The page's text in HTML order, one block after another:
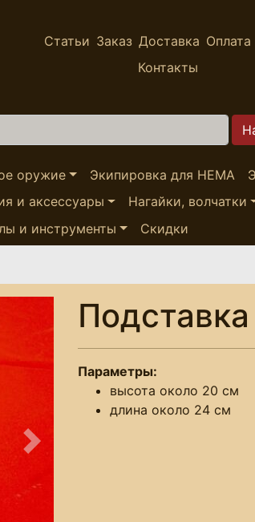
Статьи Заказ Доставка Оплата
Контакты
оружие Экипировка для HEMA
и аксессуары Нагайки, волчатки
и инструменты
Скидки
Следующее
Параметры:
высота около 20 см
длина около 24 см